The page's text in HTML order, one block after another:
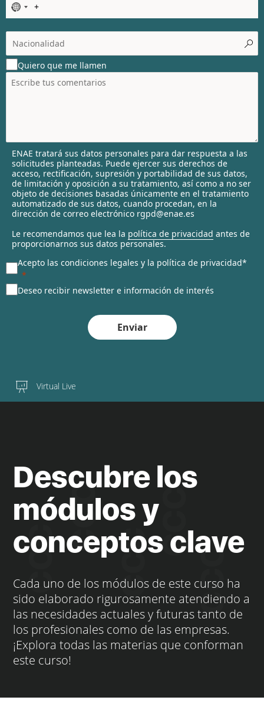
N
o
c
o
u
n
t
l
e
c
t
e
d
Quiero que me llamen
ENAE tratará sus datos personales para dar respuesta a las
solicitudes planteadas. Puede ejercer sus derechos de
acceso, rectificación, supresión y portabilidad de sus datos,
de limitación y oposición a su tratamiento, así como a no ser
objeto de decisiones basadas únicamente en el tratamiento
automatizado de sus datos, cuando procedan, en la
dirección de correo electrónico rgpd@enae.es
Le recomendamos que lea la política de privacidad antes de
proporcionarnos sus datos personales.
Acepto las condiciones legales y la política de privacidad*
Deseo recibir newsletter e información de interés
Enviar
Virtual Live
Descubre los
módulos y
conceptos clave
Cada uno de los módulos de este curso ha
sido elaborado rigurosamente atendiendo a
las necesidades actuales y futuras tanto de
los profesionales como de las empresas.
¡Explora todas las materias que conforman
este curso!